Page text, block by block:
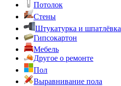
Потолок
Стены
Штукатурка и шпатлёвка
Гипсокартон
Мебель
Другое о ремонте
Пол
Выравнивание пола